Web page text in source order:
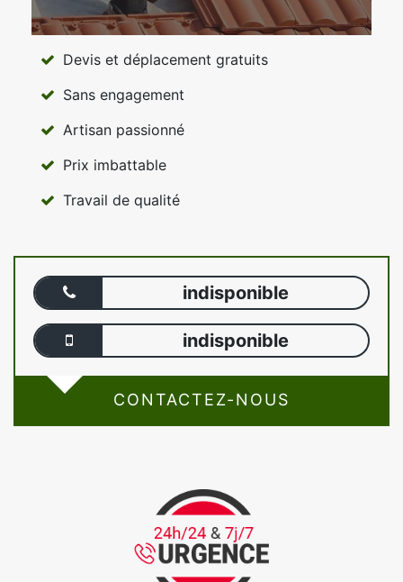
Devis et déplacement gratuits
Sans engagement
Artisan passionné
Prix imbattable
Travail de qualité
indisponible
indisponible
CONTACTEZ-NOUS